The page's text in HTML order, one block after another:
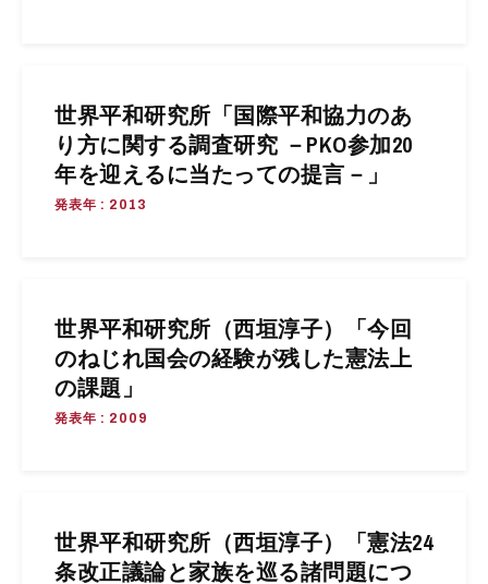
世界平和研究所「国際平和協力のあ
り方に関する調査研究 －PKO参加20
年を迎えるに当たっての提言－」
発表年 : 2013
世界平和研究所（西垣淳子）「今回
のねじれ国会の経験が残した憲法上
の課題」
発表年 : 2009
世界平和研究所（西垣淳子）「憲法24
条改正議論と家族を巡る諸問題につ